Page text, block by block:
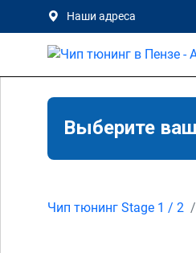
Наши адреса
Выберите
Чип тюнинг Stage 1 / 2